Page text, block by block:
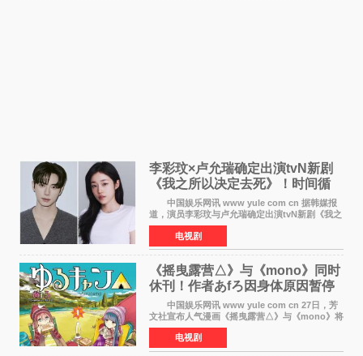
李彩玟×卢允瑞确定出演tvN新剧
《我之所以决定去死》！时间循
环青春爱情来袭
中国娱乐网讯 www yule com cn 据韩媒报
道，演员李彩玟与卢允瑞确定出演tvN新剧《我之
所以决定去死》，分别担任男女主角。该剧预计
将于明年播出，引发观众期待。 本剧改编自
NAVER同名人气
电视剧
《摇曳露营△》与《mono》同时
休刊！作者あfろ因身体原因暂停
双连载
中国娱乐网讯 www yule com cn 27日，芳
文社宣布人气漫画《摇曳露营△》与《mono》将
暂停连载一段时间，原因是漫画家あfろ身体状况
不佳。 编辑部表示：一直承蒙各位对
《mono》的喜爱，
电视剧